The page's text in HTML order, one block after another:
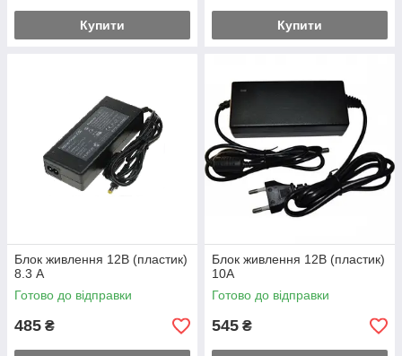
Купити Купити
Блок живлення 12В (пластик)
8.3 А
Готово до відправки
485 ₴
Блок живлення 12В (пластик)
10А
Готово до відправки
545 ₴